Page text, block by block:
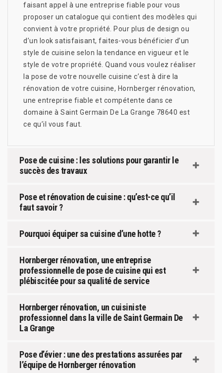
faisant appel à une entreprise fiable pour vous
proposer un catalogue qui contient des modèles qui
convient à votre propriété. Pour plus de design ou
d’un look satisfaisant, faites-vous bénéficier d’un
style de cuisine selon la tendance en vigueur et le
style de votre propriété. Quand vous voulez réaliser
la pose de votre nouvelle cuisine c’est à dire la
rénovation de votre cuisine, Hornberger rénovation,
une entreprise fiable et compétente dans ce
domaine à Saint Germain De La Grange 78640 est
ce qu’il vous faut.
Pose de cuisine : les solutions pour garantir le
succès des travaux
Pose et rénovation de cuisine : qu’est-ce qu’il
faut savoir ?
Pourquoi équiper sa cuisine d’une hotte ?
Hornberger rénovation, une entreprise
professionnelle de pose de cuisine qui est
plébiscitée pour sa qualité de service
Hornberger rénovation, un cuisiniste
professionnel dans la ville de Saint Germain De
La Grange
Pose d’évier : une des prestations assurées par
l’équipe de Hornberger rénovation